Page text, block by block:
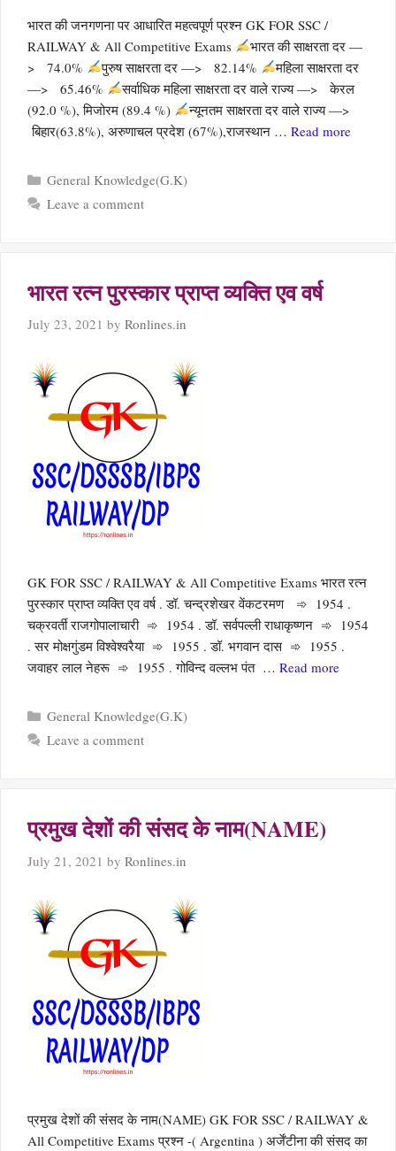
भारत की जनगणना पर आधारित महत्वपूर्ण प्रश्न GK FOR SSC /
RAILWAY & All Competitive Exams
भारत की साक्षरता दर —
> 74.0%
पुरुष साक्षरता दर —> 82.14%
महिला साक्षरता दर
—> 65.46%
सर्वाधिक महिला साक्षरता दर वाले राज्य —> केरल
(92.0 %), मिजोरम (89.4 %)
न्यूनतम साक्षरता दर वाले राज्य —>
बिहार(63.8%), अरुणाचल प्रदेश (67%),राजस्थान … Read more
Categories
General Knowledge(G.K)
Leave a comment
भारत रत्न पुरस्कार प्राप्त व्यक्ति एव वर्ष
July 23, 2021 by Ronlines.in
GK FOR SSC / RAILWAY & All Competitive Exams भारत रत्न
पुरस्कार प्राप्त व्यक्ति एव वर्ष . डॉ. चन्द्रशेखर वेंकटरमण ➾ 1954 .
चक्रवर्ती राजगोपालाचारी ➾ 1954 . डॉ. सर्वपल्ली राधाकृष्णन ➾ 1954
. सर मोक्षगुंडम विश्वेश्वरैया ➾ 1955 . डॉ. भगवान दास ➾ 1955 .
जवाहर लाल नेहरू ➾ 1955 . गोविन्द वल्लभ पंत … Read more
Categories
General Knowledge(G.K)
Leave a comment
प्रमुख देशों की संसद के नाम(NAME)
July 21, 2021 by Ronlines.in
प्रमुख देशों की संसद के नाम(NAME) GK FOR SSC / RAILWAY &
All Competitive Exams प्रश्न -( Argentina ) अर्जेंटीना की संसद का